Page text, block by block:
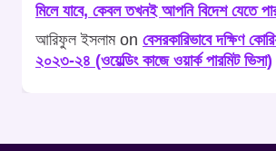
মিলে যাবে, কেবল তখনই আপনি বিদেশ যেতে
আরিফুল ইসলামon বেসরকারিভাবে দক্ষিণ
২০২৩-২৪ (ওয়েল্ডিং কাজে ওয়ার্ক পারমিট ভিসা)